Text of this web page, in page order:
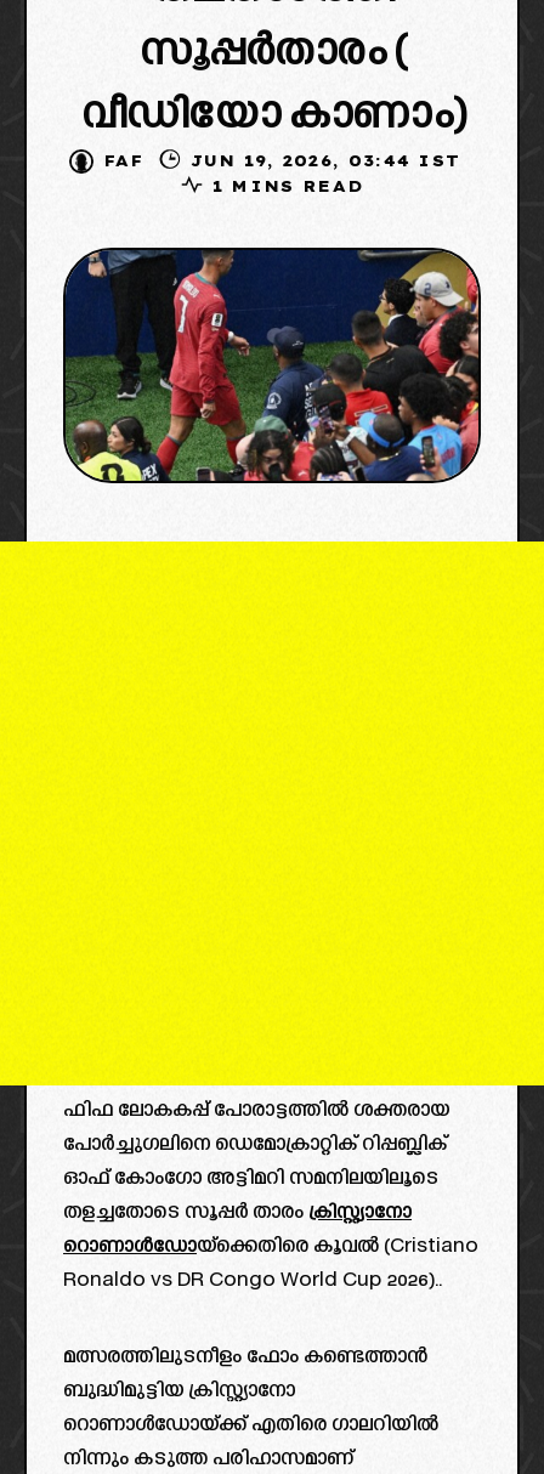
സൂപ്പർതാരം (
വീഡിയോ കാണാം)
FAF
JUN 19, 2026, 03:44 IST
1 MINS READ
ഫിഫ ലോകകപ്പ് പോരാട്ടത്തിൽ ശക്തരായ
പോർച്ചുഗലിനെ ഡെമോക്രാറ്റിക് റിപ്പബ്ലിക്
ഓഫ് കോംഗോ അട്ടിമറി സമനിലയിലൂടെ
തളച്ചതോടെ സൂപ്പർ താരം ക്രിസ്റ്റ്യാനോ
റൊണാൾഡോയ്‌ക്കെതിരെ കൂവൽ (Cristiano
Ronaldo vs DR Congo World Cup 2026)..
മത്സരത്തിലുടനീളം ഫോം കണ്ടെത്താൻ
ബുദ്ധിമുട്ടിയ ക്രിസ്റ്റ്യാനോ
റൊണാൾഡോയ്ക്ക് എതിരെ ഗാലറിയിൽ
നിന്നും കടുത്ത പരിഹാസമാണ്